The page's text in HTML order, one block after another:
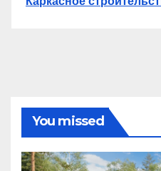
You missed